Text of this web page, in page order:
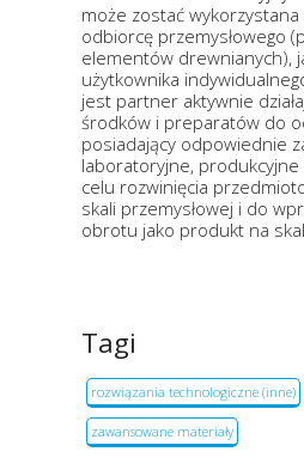
może zostać
odbiorcę przemysłowego
elementów drewnianych),
użytkownika
jest partner aktywnie
środków i preparatów do
posiadający odpowiednie
laboratoryjne,
celu rozwinięcia
skali przemysłowej i do
obrotu jako produkt na
Tagi
rozwiązania technologiczne (inne)
zawansowane materiały